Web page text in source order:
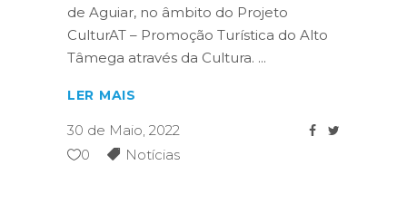
de Aguiar, no âmbito do Projeto
CulturAT – Promoção Turística do Alto
Tâmega através da Cultura.
LER MAIS
30 de Maio, 2022
0
Notícias